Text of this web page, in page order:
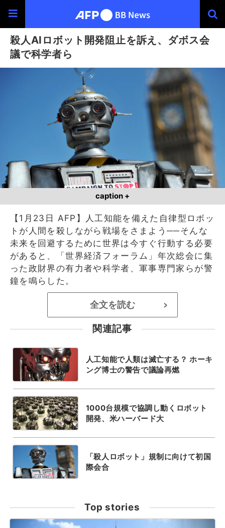
殺人AIロボット開発阻止を訴え、ダボス会
議で科学者ら
caption +
【1月23日 AFP】人工知能を備えた自律型ロボッ
トが人間を殺しながら戦場をさまよう──そんな
未来を回避するために世界は今すぐ行動する必要
があると、「世界経済フォーラム」年次総会に集
った政財界の有力者や科学者、軍事専門家らが警
鐘を鳴らした。
全文を読む >
関連記事
人工知能で人類は滅亡する？ ホーキ
ング博士の警告で議論再燃
1000台規模で協調し動くロボット
開発、米ハーバード大
「殺人ロボット」規制に向けて初国
際会合
Top stories